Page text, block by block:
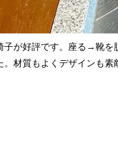
子が好評です。座る→靴
材質もよくデザインも